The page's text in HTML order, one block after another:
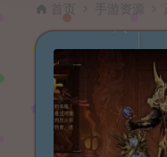
首页 手游资源